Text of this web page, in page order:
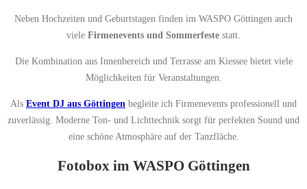
Neben Hochzeiten und Geburtstagen finden im WASPO Göttingen auch
viele Firmenevents und Sommerfeste statt.
Die Kombination aus Innenbereich und Terrasse am Kiessee bietet viele
Möglichkeiten für Veranstaltungen.
Als Event DJ aus Göttingen begleite ich Firmenevents professionell und
zuverlässig. Moderne Ton- und Lichttechnik sorgt für perfekten Sound und
eine schöne Atmosphäre auf der Tanzfläche.
Fotobox im WASPO Göttingen